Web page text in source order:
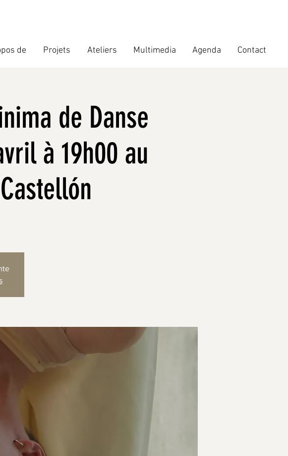
de Projets Ateliers Multimedia Agenda Contact
de Danse
à 19h00 au